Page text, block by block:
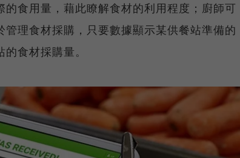
食用量，藉此瞭解食材的利用程度；廚師可
理食材採購，只要數據顯示某供餐站準備的
食材採購量。